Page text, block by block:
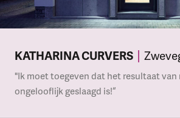
KATHARINA CURVERS
"Ik moet toegeven dat het resultaat van
ongelooflijk geslaagd is!“